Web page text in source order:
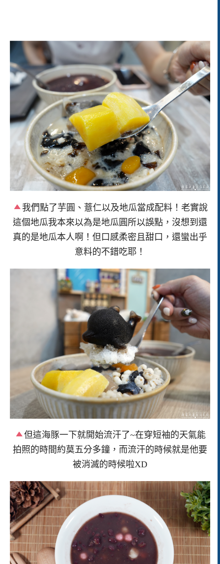
我們點了芋圓、薏仁以及地瓜當成配料！老實說
這個地瓜我本來以為是地瓜圓所以誤點，沒想到還
真的是地瓜本人啊！但口感柔密且甜口，還蠻出乎
意料的不錯吃耶！
但這海豚一下就開始流汗了~在穿短袖的天氣能
拍照的時間約莫五分多鐘，而流汗的時候就是他要
被消滅的時候啦XD